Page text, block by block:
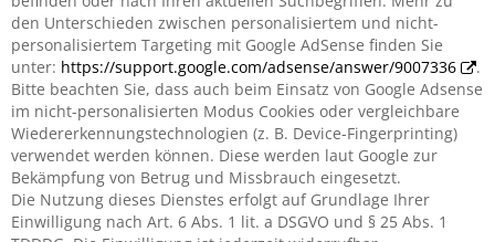
den Unterschieden zwischen personalisiertem und nicht-
personalisiertem Targeting mit Google AdSense finden Sie
unter: https://support.google.com/adsense/answer/9007336
.
Bitte beachten Sie, dass auch beim Einsatz von Google Adsense
im nicht-personalisierten Modus Cookies oder vergleichbare
Wiedererkennungstechnologien (z. B. Device-Fingerprinting)
verwendet werden können. Diese werden laut Google zur
Bekämpfung von Betrug und Missbrauch eingesetzt.
Die Nutzung dieses Dienstes erfolgt auf Grundlage Ihrer
Einwilligung nach Art. 6 Abs. 1 lit. a DSGVO und § 25 Abs. 1